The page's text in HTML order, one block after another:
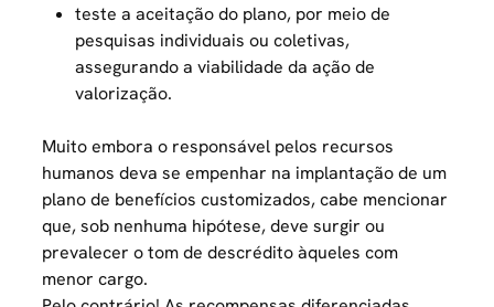
teste a aceitação do plano, por meio de
pesquisas individuais ou coletivas,
assegurando a viabilidade da ação de
valorização.
Muito embora o responsável pelos recursos
humanos deva se empenhar na implantação de um
plano de benefícios customizados, cabe mencionar
que, sob nenhuma hipótese, deve surgir ou
prevalecer o tom de descrédito àqueles com
menor cargo.